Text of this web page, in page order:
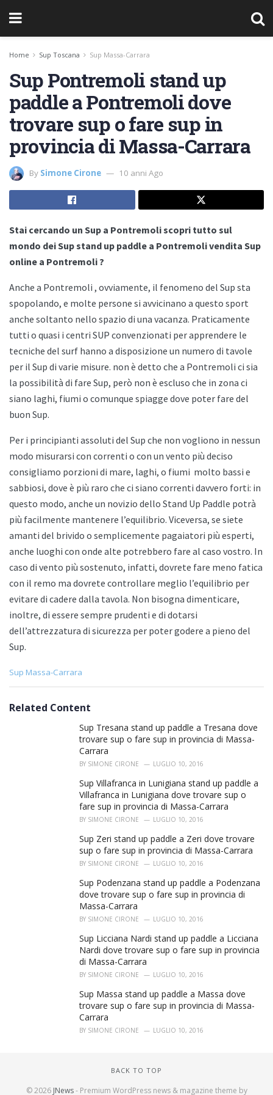
Home Sup Toscana Sup Massa-Carrara
Sup Pontremoli stand up
paddle a Pontremoli dove
trovare sup o fare sup in
provincia di Massa-Carrara
By Simone Cirone 10 anni Ago
Stai cercando un Sup a Pontremoli scopri tutto sul
mondo dei Sup stand up paddle a Pontremoli vendita Sup
online a Pontremoli ?
Anche a Pontremoli , ovviamente, il fenomeno del Sup sta
spopolando, e molte persone si avvicinano a questo sport
anche soltanto nello spazio di una vacanza. Praticamente
tutti o quasi i centri SUP convenzionati per apprendere le
tecniche del surf hanno a disposizione un numero di tavole
per il Sup di varie misure. non è detto che a Pontremoli ci sia
la possibilità di fare Sup, però non è escluso che in zona ci
siano laghi, fiumi o comunque spiagge dove poter fare del
buon Sup.
Per i principianti assoluti del Sup che non vogliono in nessun
modo misurarsi con correnti o con un vento più deciso
consigliamo porzioni di mare, laghi, o fiumi molto bassi e
sabbiosi, dove è più raro che ci siano correnti davvero forti: in
questo modo, anche un novizio dello Stand Up Paddle potrà
più facilmente mantenere l’equilibrio. Viceversa, se siete
amanti del brivido o semplicemente pagaiatori più esperti,
anche luoghi con onde alte potrebbero fare al caso vostro. In
caso di vento più sostenuto, infatti, dovrete fare meno fatica
con il remo ma dovrete controllare meglio l’equilibrio per
evitare di cadere dalla tavola. Non bisogna dimenticare,
inoltre, di essere sempre prudenti e di dotarsi
dell’attrezzatura di sicurezza per poter godere a pieno del
Sup.
C
e
Sup Massa-Carrara
Related Content
Sup Tresana stand up paddle a Tresana dove
trovare sup o fare sup in provincia di Massa-
Carrara
BY SIMONE CIRONE LUGLIO 10, 2016
Sup Villafranca in Lunigiana stand up paddle a
Villafranca in Lunigiana dove trovare sup o
fare sup in provincia di Massa-Carrara
BY SIMONE CIRONE LUGLIO 10, 2016
Sup Zeri stand up paddle a Zeri dove trovare
sup o fare sup in provincia di Massa-Carrara
BY SIMONE CIRONE LUGLIO 10, 2016
Sup Podenzana stand up paddle a Podenzana
dove trovare sup o fare sup in provincia di
Massa-Carrara
BY SIMONE CIRONE LUGLIO 10, 2016
Sup Licciana Nardi stand up paddle a Licciana
Nardi dove trovare sup o fare sup in provincia
di Massa-Carrara
BY SIMONE CIRONE LUGLIO 10, 2016
Sup Massa stand up paddle a Massa dove
trovare sup o fare sup in provincia di Massa-
Carrara
BY SIMONE CIRONE LUGLIO 10, 2016
BACK TO TOP
© 2026 JNews- Premium WordPress news & magazine theme by